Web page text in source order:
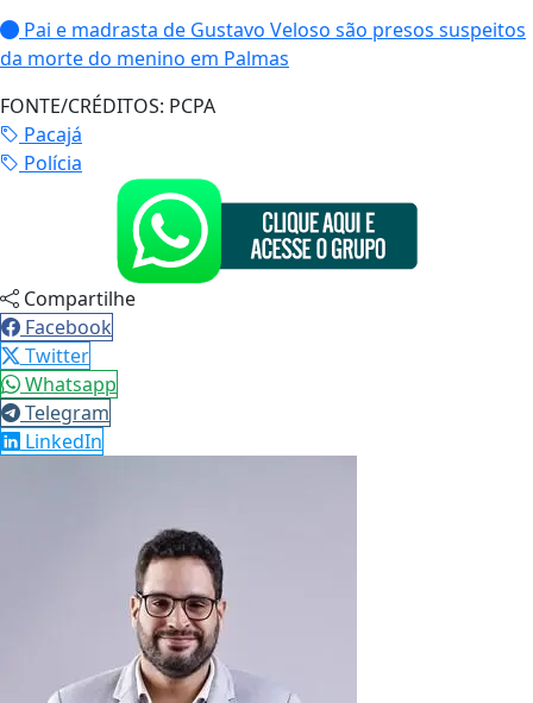
Pai e madrasta de Gustavo Veloso são presos suspeitos
da morte do menino em Palmas
FONTE/CRÉDITOS: PCPA
Pacajá
Polícia
Compartilhe
Facebook
Twitter
Whatsapp
Telegram
LinkedIn